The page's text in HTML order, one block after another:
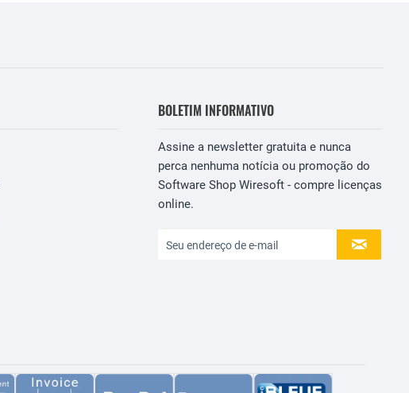
BOLETIM INFORMATIVO
Assine a newsletter gratuita e nunca
perca nenhuma notícia ou promoção do
Software Shop Wiresoft - compre licenças
online.